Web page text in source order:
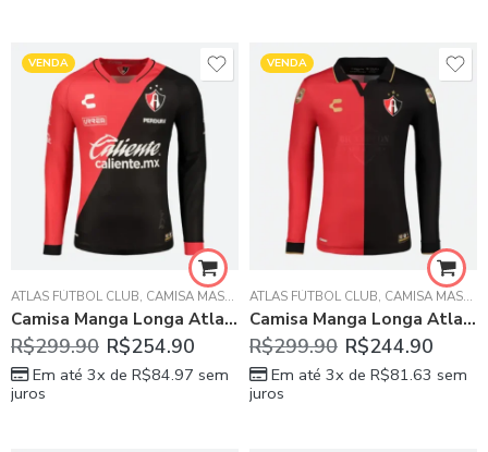
VENDA
ATLAS FÚTBOL CLUB, CAMISA MASCULINA
Camisa Manga Longa Atlas Home Vermelha/Preta 2023/24
R$299.90 R$254.90
Em até 3x de R$84.97 sem
juros
VENDA
ATLAS FÚTBOL CLUB, CAMISA MASCULINA
Camisa Manga Longa Atlas Comemorativa Vermelha/Preta 2022/23
R$299.90 R$244.90
Em até 3x de R$81.63 sem
juros